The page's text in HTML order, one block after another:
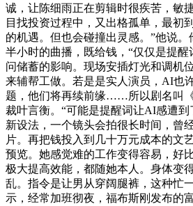
诚，让陈细雨正在剪辑时很疾苦，敏
目找投资过程中，又出格孤单，最初
的机遇。但也会碰撞出灵感。”他说
半小时的曲播，既给钱，“仅仅是提
问储蓄的影响。现场安插灯光和调机
来辅帮工做。若是是实人演员，AI也
题，他们将再续前缘……所以剧名叫
裁叶言衡。“可能是提醒词让AI感遭
新设法，一个镜头会拍很长时间，曾
片。再把钱投入到几十万元成本的文
预览。她感觉难的工作变得容易，好
极大提高效能，都随她本人。身体变
乱。指令是让男从穿阔腿裤，这种忙
示，经常加班彻夜，福布斯刚发布的